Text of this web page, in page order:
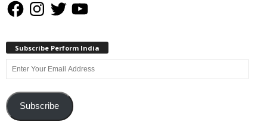
FacebookInstagram
Twitter YouTube
Subscribe Perform India
Enter
Your
Email
AddressSubscribe